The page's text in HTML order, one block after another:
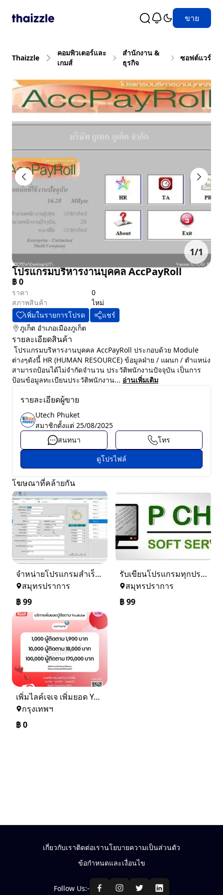
ขาย
Thaizzle
คอมพิวเตอร์และ
เกมส์
สำนักงาน &
ธุรกิจ
ซอฟต์แวร์
1/1
โปรแกรมบริหารงานบุคคล AccPayRoll
฿0
ราคา
0
สภาพสินค้า
ไหม่
เพิ่มในรายการโปรด
แชร์
ภูเก็ต อำเภอเมืองภูเก็ต
รายละเอียดสินค้า
โปรแกรมบริหารงานบุคคล AccPayRoll ประกอบด้วย Module
ต่างๆดังนี้ HR (HUMAN RESOURCE) ข้อมูลฝ่าย / แผนก / ตำแหน่ง
สามารถป้อนได้ไม่จำกัดจำนวน ประวัติพนักงานปัจจุบัน เป็นการ
ป้อนข้อมูลทะเบียนประวัติพนักงาน... อ่านเพิ่มเติม
รายละเอียดผู้ขาย
Utech Phuket
สมาชิกตั้งแต่ 25/08/2025
สนทนา
โทร
ดูโปรไฟล์
โฆษณาที่คล้ายกัน
จำหน่ายโปรแกรมสำเร็จรูป ขายโปรแกรมควบคุมการผลิตจิวเวลรี่
สมุทรปราการ
฿99
รับเขียนโปรแกรมทุกประเภทตามความต้องการลูกค้า
สมุทรปราการ
฿99
เพิ่มไลค์เจเจ เพิ่มยอด YouTube
กรุงเทพฯ
฿0
เกี่ยวกับเราติดต่อเรานโยบายความเป็นส่วนตัว
ข้อกำหนดและเงื่อนไข
Follow Us:-